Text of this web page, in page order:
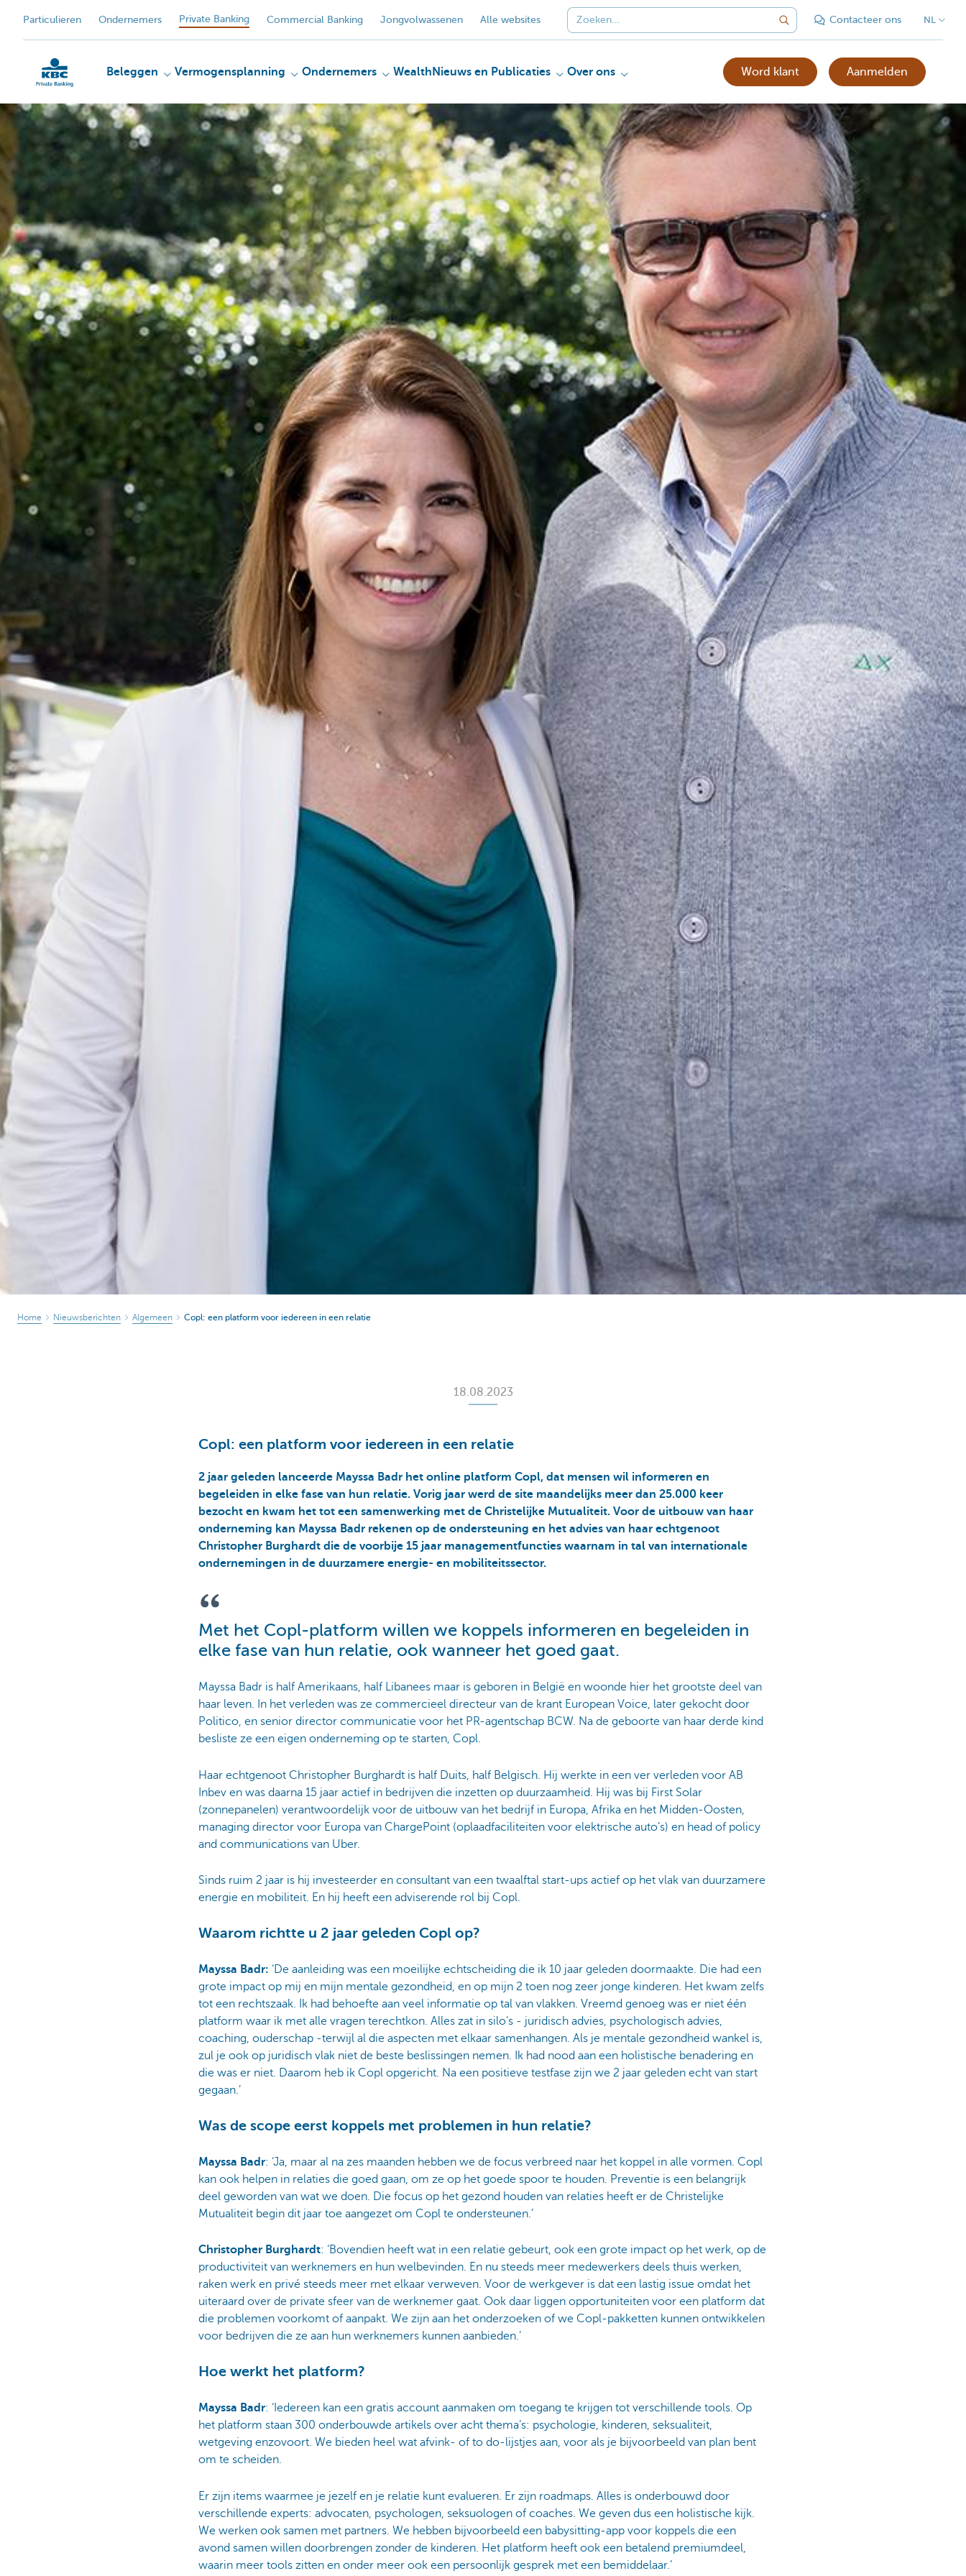
Particulieren Ondernemers Private Banking Commercial Banking Jongvolwassenen Alle websites Contacteer ons NL
KBC
Particulieren
Beleggen Vermogensplanning Ondernemers Wealth Nieuws en Publicaties Over ons Word klant Aanmelden
Home Nieuwsberichten Algemeen Copl: een platform voor iedereen in een relatie
18.08.2023
Copl: een platform voor iedereen in een relatie
2 jaar geleden lanceerde Mayssa Badr het online platform Copl, dat mensen wil informeren en
begeleiden in elke fase van hun relatie. Vorig jaar werd de site maandelijks meer dan 25.000 keer
bezocht en kwam het tot een samenwerking met de Christelijke Mutualiteit. Voor de uitbouw van haar
onderneming kan Mayssa Badr rekenen op de ondersteuning en het advies van haar echtgenoot
Christopher Burghardt die de voorbije 15 jaar managementfuncties waarnam in tal van internationale
ondernemingen in de duurzamere energie- en mobiliteitssector.
Met het Copl-platform willen we koppels informeren en begeleiden in
elke fase van hun relatie, ook wanneer het goed gaat.
Mayssa Badr is half Amerikaans, half Libanees maar is geboren in België en woonde hier het grootste deel van
haar leven. In het verleden was ze commercieel directeur van de krant European Voice, later gekocht door
Politico, en senior director communicatie voor het PR-agentschap BCW. Na de geboorte van haar derde kind
besliste ze een eigen onderneming op te starten, Copl.
Haar echtgenoot Christopher Burghardt is half Duits, half Belgisch. Hij werkte in een ver verleden voor AB
Inbev en was daarna 15 jaar actief in bedrijven die inzetten op duurzaamheid. Hij was bij First Solar
(zonnepanelen) verantwoordelijk voor de uitbouw van het bedrijf in Europa, Afrika en het Midden-Oosten,
managing director voor Europa van ChargePoint (oplaadfaciliteiten voor elektrische auto’s) en head of policy
and communications van Uber.
Sinds ruim 2 jaar is hij investeerder en consultant van een twaalftal start-ups actief op het vlak van duurzamere
energie en mobiliteit. En hij heeft een adviserende rol bij Copl.
Waarom richtte u 2 jaar geleden Copl op?
Mayssa Badr: ‘De aanleiding was een moeilijke echtscheiding die ik 10 jaar geleden doormaakte. Die had een
grote impact op mij en mijn mentale gezondheid, en op mijn 2 toen nog zeer jonge kinderen. Het kwam zelfs
tot een rechtszaak. Ik had behoefte aan veel informatie op tal van vlakken. Vreemd genoeg was er niet één
platform waar ik met alle vragen terechtkon. Alles zat in silo’s - juridisch advies, psychologisch advies,
coaching, ouderschap -terwijl al die aspecten met elkaar samenhangen. Als je mentale gezondheid wankel is,
zul je ook op juridisch vlak niet de beste beslissingen nemen. Ik had nood aan een holistische benadering en
die was er niet. Daarom heb ik Copl opgericht. Na een positieve testfase zijn we 2 jaar geleden echt van start
gegaan.’
Was de scope eerst koppels met problemen in hun relatie?
Mayssa Badr: ‘Ja, maar al na zes maanden hebben we de focus verbreed naar het koppel in alle vormen. Copl
kan ook helpen in relaties die goed gaan, om ze op het goede spoor te houden. Preventie is een belangrijk
deel geworden van wat we doen. Die focus op het gezond houden van relaties heeft er de Christelijke
Mutualiteit begin dit jaar toe aangezet om Copl te ondersteunen.’
Christopher Burghardt: ‘Bovendien heeft wat in een relatie gebeurt, ook een grote impact op het werk, op de
productiviteit van werknemers en hun welbevinden. En nu steeds meer medewerkers deels thuis werken,
raken werk en privé steeds meer met elkaar verweven. Voor de werkgever is dat een lastig issue omdat het
uiteraard over de private sfeer van de werknemer gaat. Ook daar liggen opportuniteiten voor een platform dat
die problemen voorkomt of aanpakt. We zijn aan het onderzoeken of we Copl-pakketten kunnen ontwikkelen
voor bedrijven die ze aan hun werknemers kunnen aanbieden.’
Hoe werkt het platform?
Mayssa Badr: ‘Iedereen kan een gratis account aanmaken om toegang te krijgen tot verschillende tools. Op
het platform staan 300 onderbouwde artikels over acht thema’s: psychologie, kinderen, seksualiteit,
wetgeving enzovoort. We bieden heel wat afvink- of to do-lijstjes aan, voor als je bijvoorbeeld van plan bent
om te scheiden.
Er zijn items waarmee je jezelf en je relatie kunt evalueren. Er zijn roadmaps. Alles is onderbouwd door
verschillende experts: advocaten, psychologen, seksuologen of coaches. We geven dus een holistische kijk.
We werken ook samen met partners. We hebben bijvoorbeeld een babysitting-app voor koppels die een
avond samen willen doorbrengen zonder de kinderen. Het platform heeft ook een betalend premiumdeel,
waarin meer tools zitten en onder meer ook een persoonlijk gesprek met een bemiddelaar.’